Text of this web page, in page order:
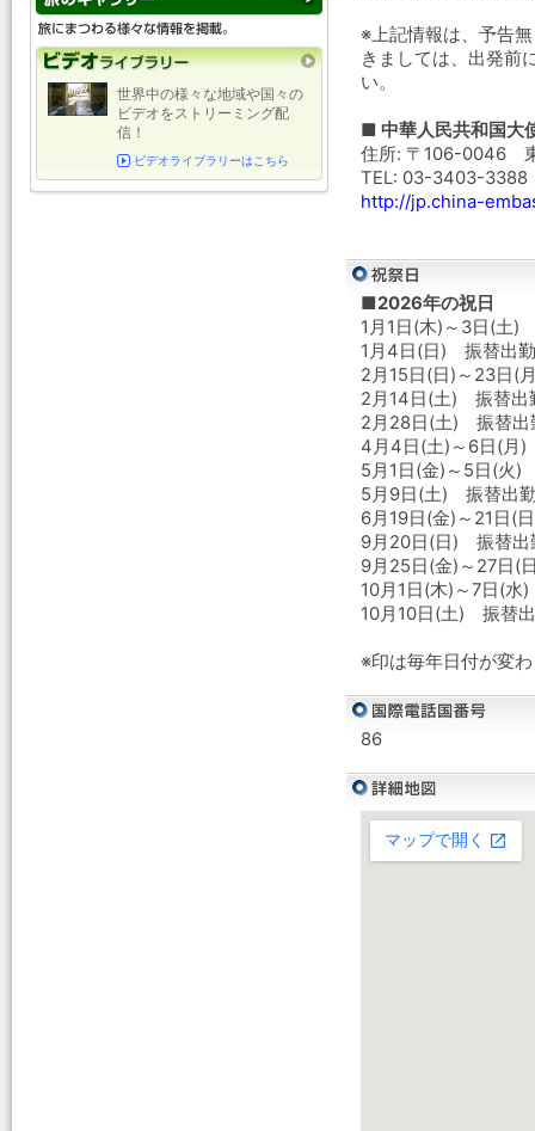
※上記情報は、予告
きましては、出発前
い。
■ 中華人民共和国大
住所: 〒106-0046
TEL: 03-3403-3388
http://jp.china-
■2026年の祝日
1月1日(木)～3日(土)
1月4日(日) 振替出
2月15日(日)～23日(
2月14日(土) 振替出
2月28日(土) 振替出
4月4日(土)～6日(月
5月1日(金)～5日(火
5月9日(土) 振替出
6月19日(金)～21日(
9月20日(日) 振替出
9月25日(金)～27日(
10月1日(木)～7日(
10月10日(土) 振替
※印は毎年日付が変
86
世界中の様々な地域や国々の
ビデオをストリーミング配
信！
ビデオライブラリーはこちら